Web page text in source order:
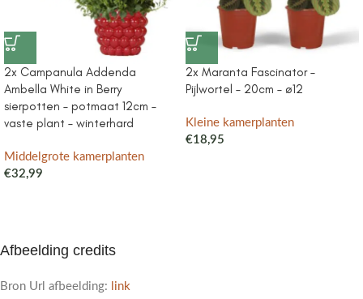
2x Campanula Addenda
Ambella White in Berry
sierpotten – potmaat 12cm –
vaste plant – winterhard
Middelgrote kamerplanten
€32,99
2x Maranta Fascinator –
Pijlwortel – 20cm – ø12
Kleine kamerplanten
€18,95
Afbeelding credits
Bron Url afbeelding:
link